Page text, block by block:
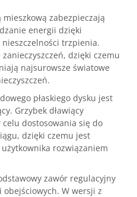
zabezpieczają
energii dzięki
trzpienia.
dzięki czemu
najsurowsze światowe
płaskiego dysku jest
Grzybek dławiący
dostosowania się do
dzięki czemu jest
rozwiązaniem
zawór regulacyjny
W wersji z